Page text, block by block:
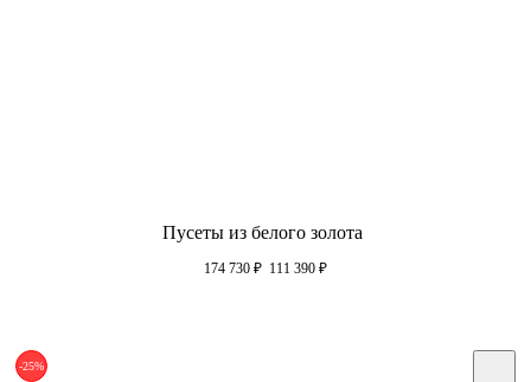
Пусеты из белого золота
174 730 ₽ 111 390 ₽
-25%